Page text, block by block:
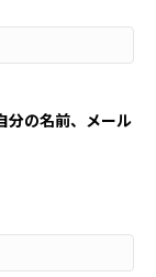
分の名前、メール